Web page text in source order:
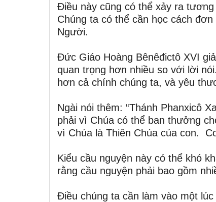
Điều này cũng có thể xảy ra
Chúng ta có thể cần học cách
Người.
Đức Giáo Hoàng Bênêđictô XVI
quan trọng hơn nhiều so với lời
hơn cả chính chúng ta, và yêu
Ngài nói thêm: “Thánh Phanxicô
phải vì Chúa có thể ban thưởng
vì Chúa là Thiên Chúa của con.
Kiểu cầu nguyện này có thể khó
rằng cầu nguyện phải bao gồm
Điều chúng ta cần làm vào một